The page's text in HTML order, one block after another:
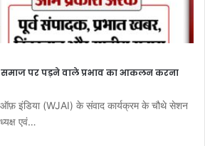
पर पड़ने वाले प्रभाव का आकलन करना
ऑफ़ इंडिया (WJAI) के संवाद कार्यक्रम के चौथे सेशन
एवं…